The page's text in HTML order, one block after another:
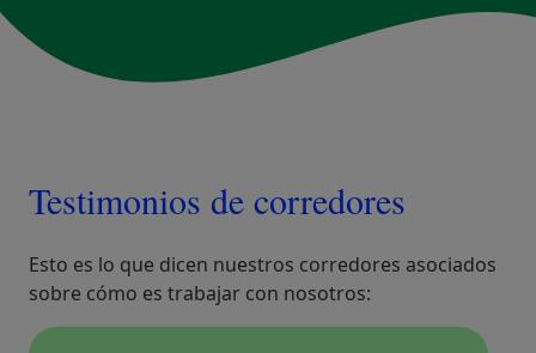
Testimonios de corredores
Esto es lo que dicen nuestros corredores asociados
sobre cómo es trabajar con nosotros: